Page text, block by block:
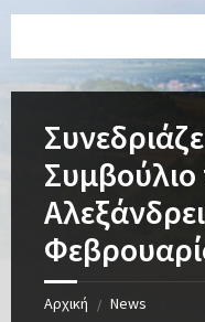
Αρχική / News